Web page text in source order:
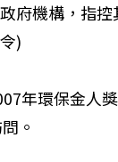
府機構，指
)
年環保金人
。